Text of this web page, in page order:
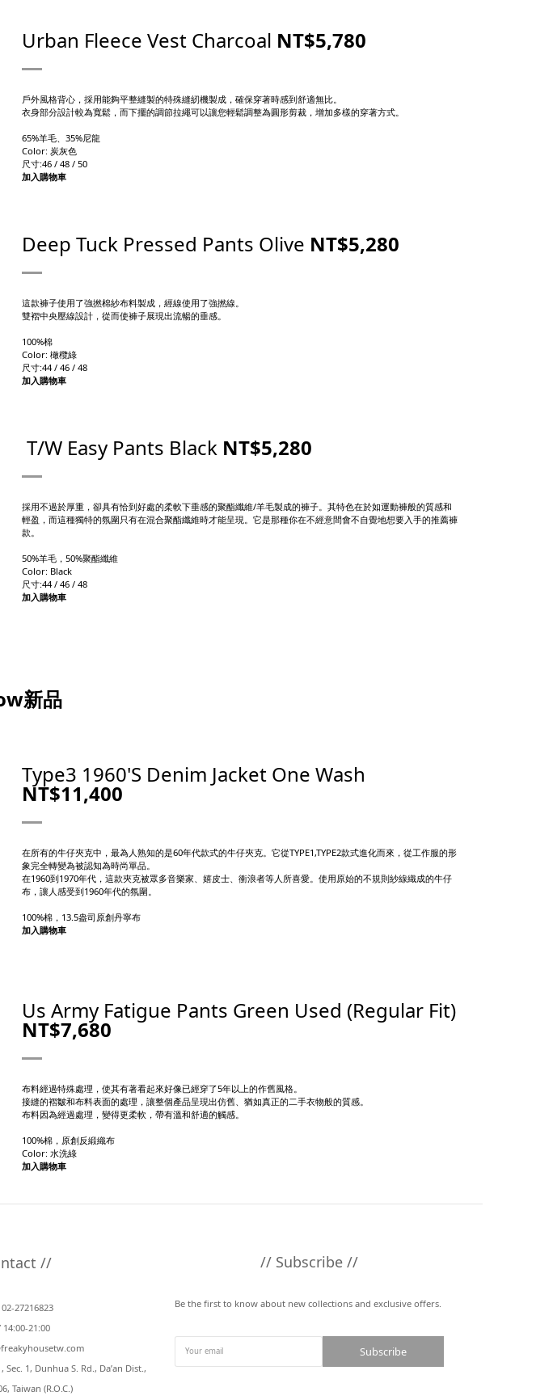
Urban Fleece Vest Charcoal NT$5,780
戶外風格背心，採用能夠平整縫製的特殊縫紉機製成，確保穿著時感到舒適無比。
衣身部分設計較為寬鬆，而下擺的調節拉繩可以讓您輕鬆調整為圓形剪裁，增加多樣的穿著方式。
65%羊毛、35%尼龍
Color: 炭灰色
尺寸:46 / 48 / 50
加入購物車
Deep Tuck Pressed Pants Olive NT$5,280
這款褲子使用了強撚棉紗布料製成，經線使用了強撚線。
雙褶中央壓線設計，從而使褲子展現出流暢的垂感。
100%棉
Color: 橄欖綠
尺寸:44 / 46 / 48
加入購物車
T/W Easy Pants Black NT$5,280
採用不過於厚重，卻具有恰到好處的柔軟下垂感的聚酯纖維/羊毛製成的褲子。其特色在於如運動褲般的質感和
輕盈，而這種獨特的氛圍只有在混合聚酯纖維時才能呈現。它是那種你在不經意間會不自覺地想要入手的推薦褲
款。
50%羊毛，50%聚酯纖維
Color: Black
尺寸:44 / 46 / 48
加入購物車
新品
Type3 1960'S Denim Jacket One Wash
NT$11,400
在所有的牛仔夾克中，最為人熟知的是60年代款式的牛仔夾克。它從TYPE1,TYPE2款式進化而來，從工作服的形
象完全轉變為被認知為時尚單品。
在1960到1970年代，這款夾克被眾多音樂家、嬉皮士、衝浪者等人所喜愛。使用原始的不規則紗線織成的牛仔
布，讓人感受到1960年代的氛圍。
100%棉，13.5盎司原創丹寧布
加入購物車
Us Army Fatigue Pants Green Used (Regular Fit)
NT$7,680
布料經過特殊處理，使其有著看起來好像已經穿了5年以上的作舊風格。
接縫的褶皺和布料表面的處理，讓整個產品呈現出仿舊、猶如真正的二手衣物般的質感。
布料因為經過處理，變得更柔軟，帶有溫和舒適的觸感。
100%棉，原創反緞織布
Color: 水洗綠
加入購物車
//
27216823
21:00
1, Dunhua S. Rd., Da’an Dist.,
Taiwan (R.O.C.)
// Subscribe //
Be the first to know about new collections and exclusive offers.
Subscribe